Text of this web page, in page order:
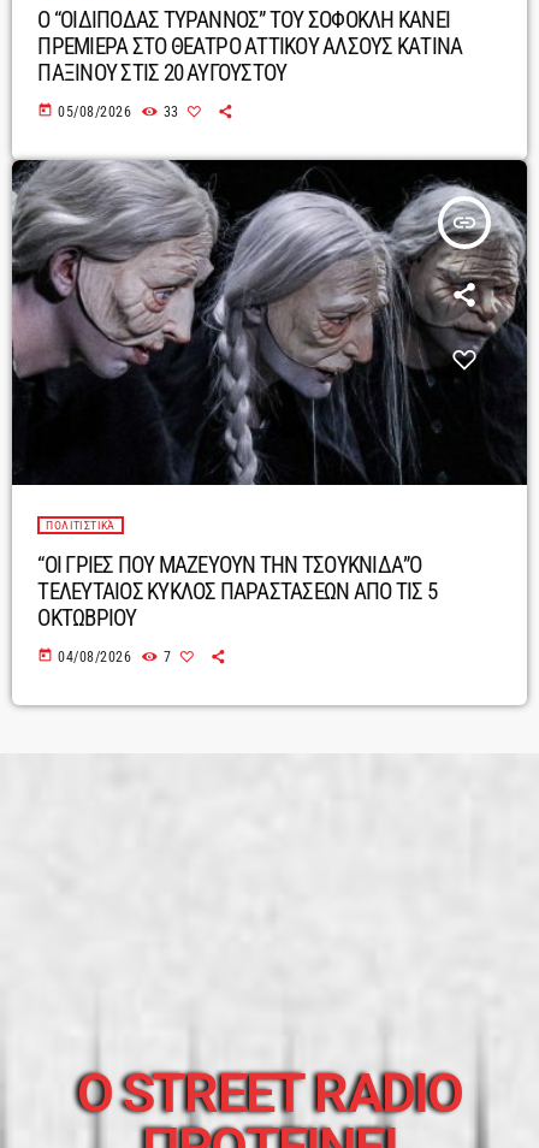
Ο “ΟΙΔΙΠΟΔΑΣ ΤΥΡΑΝΝΟΣ” ΤΟΥ ΣΟΦΟΚΛΗ ΚΑΝΕΙ
ΠΡΕΜΙΕΡΑ ΣΤΟ ΘΕΑΤΡΟ ΑΤΤΙΚΟΥ ΑΛΣΟΥΣ ΚΑΤΙΝΑ
ΠΑΞΙΝΟΥ ΣΤΙΣ 20 ΑΥΓΟΥΣΤΟΥ
today 05/08/2026 33
insert_link
ΠΟΛΙΤΙΣΤΙΚΆ
“ΟΙ ΓΡΙΕΣ ΠΟΥ ΜΑΖΕΥΟΥΝ ΤΗΝ ΤΣΟΥΚΝΙΔΑ”Ο
ΤΕΛΕΥΤΑΙΟΣ ΚΥΚΛΟΣ ΠΑΡΑΣΤΑΣΕΩΝ ΑΠΟ ΤΙΣ 5
ΟΚΤΩΒΡΙΟΥ
today 04/08/2026 7
O STREET RADIO